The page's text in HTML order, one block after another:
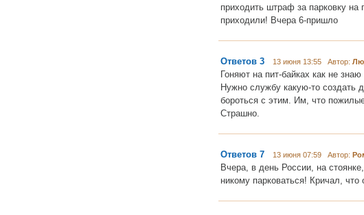
приходить штраф за парковку
приходили! Вчера 6-пришло
Ответов 313 июня 13:55 Автор:
Гоняют на пит-байках как не
Нужно службу какую-то создать
бороться с этим. Им, что
Страшно.
Ответов 713 июня 07:59 Автор:
Вчера, в день России, на
никому парковаться! Кричал, что